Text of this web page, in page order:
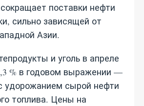
поставки нефти
сильно зависящей от
Азии.
и уголь в апреле
% в годовом выражении —
удорожанием сырой нефти
топлива. Цены на